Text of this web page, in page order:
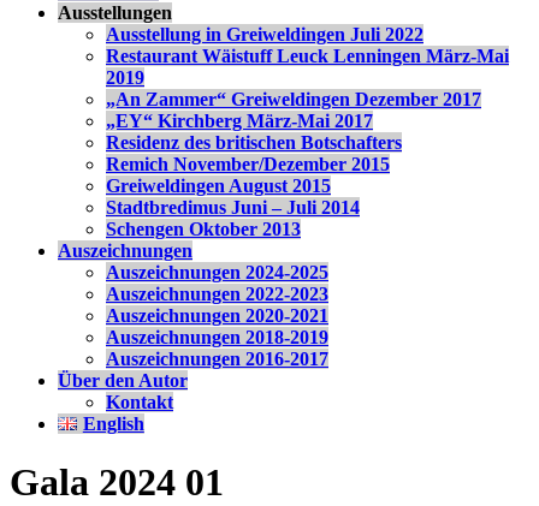
Ausstellungen
Ausstellung in Greiweldingen Juli 2022
Restaurant Wäistuff Leuck Lenningen März-Mai
2019
„An Zammer“ Greiweldingen Dezember 2017
„EY“ Kirchberg März-Mai 2017
Residenz des britischen Botschafters
Remich November/Dezember 2015
Greiweldingen August 2015
Stadtbredimus Juni – Juli 2014
Schengen Oktober 2013
Auszeichnungen
Auszeichnungen 2024-2025
Auszeichnungen 2022-2023
Auszeichnungen 2020-2021
Auszeichnungen 2018-2019
Auszeichnungen 2016-2017
Über den Autor
Kontakt
English
Gala 2024 01